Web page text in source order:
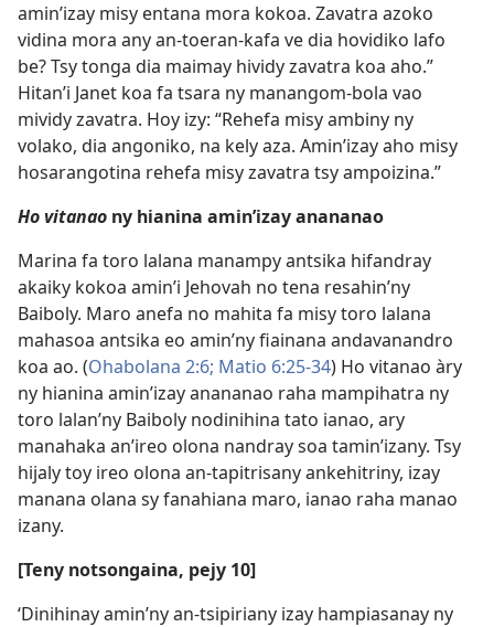
amin’izay misy entana mora kokoa. Zavatra azoko
vidina mora any an-toeran-kafa ve dia hovidiko lafo
be? Tsy tonga dia maimay hividy zavatra koa aho.”
Hitan’i Janet koa fa tsara ny manangom-bola vao
mividy zavatra. Hoy izy: “Rehefa misy ambiny ny
volako, dia angoniko, na kely aza. Amin’izay aho misy
hosarangotina rehefa misy zavatra tsy ampoizina.”
Ho vitanao ny hianina amin’izay anananao
Marina fa toro lalana manampy antsika hifandray
akaiky kokoa amin’i Jehovah no tena resahin’ny
Baiboly. Maro anefa no mahita fa misy toro lalana
mahasoa antsika eo amin’ny fiainana andavanandro
koa ao. (Ohabolana 2:6; Matio 6:25-34) Ho vitanao àry
ny hianina amin’izay anananao raha mampihatra ny
toro lalan’ny Baiboly nodinihina tato ianao, ary
manahaka an’ireo olona nandray soa tamin’izany. Tsy
hijaly toy ireo olona an-tapitrisany ankehitriny, izay
manana olana sy fanahiana maro, ianao raha manao
izany.
[Teny notsongaina, pejy 10]
‘Dinihinay amin’ny an-tsipiriany izay hampiasanay ny